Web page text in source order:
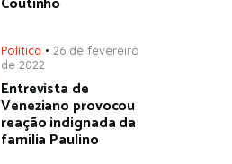
Política
26 de fevereiro
de 2022
Entrevista de
Veneziano provocou
reação indignada da
família Paulino